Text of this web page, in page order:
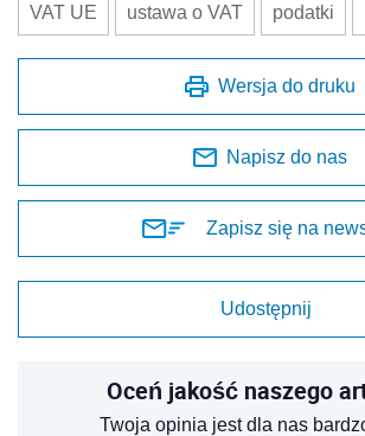
VAT UE ustawa o VAT podatki
Wersja do druku
Napisz do nas
Zapisz się na
Udostępnij
Oceń jakość naszego
Twoja opinia jest dla nas